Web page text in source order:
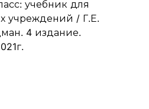
учебник для
учреждений / Г.Е.
4 издание.